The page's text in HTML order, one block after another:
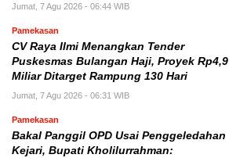
Jumat, 7 Agu 2026 - 06:44 WIB
Pamekasan
CV Raya Ilmi Menangkan Tender
Puskesmas Bulangan Haji, Proyek Rp4,9
Miliar Ditarget Rampung 130 Hari
Jumat, 7 Agu 2026 - 06:31 WIB
Pamekasan
Bakal Panggil OPD Usai Penggeledahan
Kejari, Bupati Kholilurrahman: